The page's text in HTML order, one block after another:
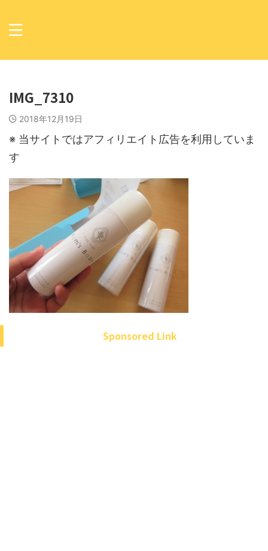
IMG_7310
2018年12月19日
※ 当サイトではアフィリエイト広告を利用していま
す
Sponsored Link